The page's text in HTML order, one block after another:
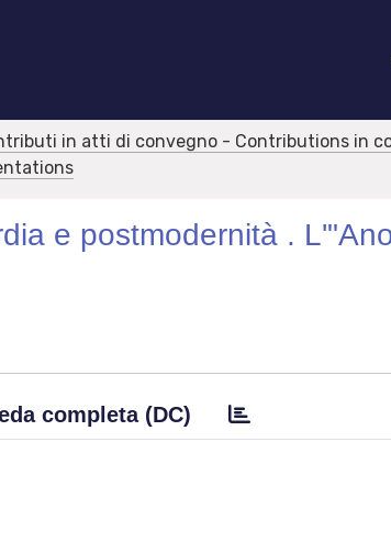
in atti di convegno - Contributions in
e postmodernità .
completa (DC)